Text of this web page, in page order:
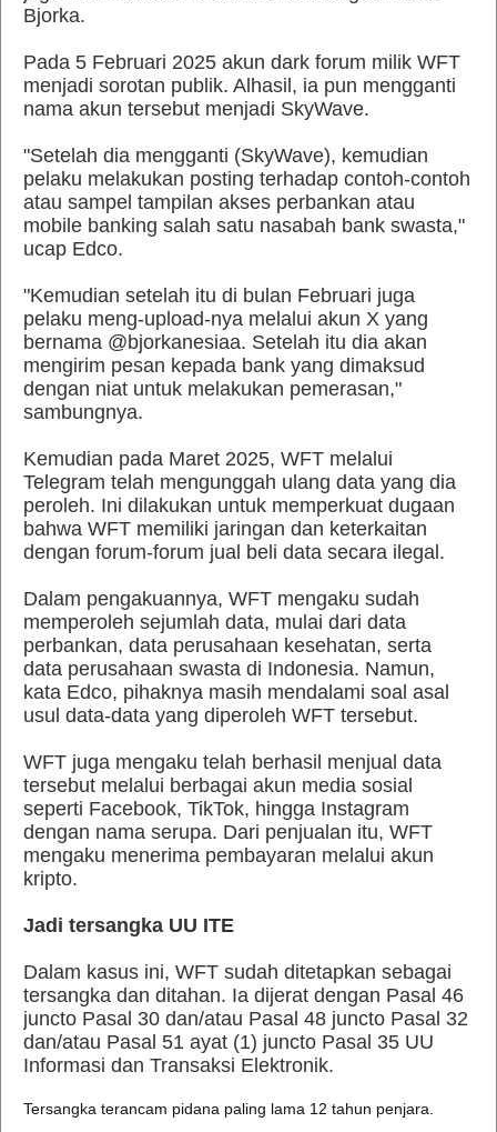
Bjorka.
Pada 5 Februari 2025 akun dark forum milik WFT
menjadi sorotan publik. Alhasil, ia pun mengganti
nama akun tersebut menjadi SkyWave.
"Setelah dia mengganti (SkyWave), kemudian
pelaku melakukan posting terhadap contoh-contoh
atau sampel tampilan akses perbankan atau
mobile banking salah satu nasabah bank swasta,"
ucap Edco.
"Kemudian setelah itu di bulan Februari juga
pelaku meng-upload-nya melalui akun X yang
bernama @bjorkanesiaa. Setelah itu dia akan
mengirim pesan kepada bank yang dimaksud
dengan niat untuk melakukan pemerasan,"
sambungnya.
Kemudian pada Maret 2025, WFT melalui
Telegram telah mengunggah ulang data yang dia
peroleh. Ini dilakukan untuk memperkuat dugaan
bahwa WFT memiliki jaringan dan keterkaitan
dengan forum-forum jual beli data secara ilegal.
Dalam pengakuannya, WFT mengaku sudah
memperoleh sejumlah data, mulai dari data
perbankan, data perusahaan kesehatan, serta
data perusahaan swasta di Indonesia. Namun,
kata Edco, pihaknya masih mendalami soal asal
usul data-data yang diperoleh WFT tersebut.
WFT juga mengaku telah berhasil menjual data
tersebut melalui berbagai akun media sosial
seperti Facebook, TikTok, hingga Instagram
dengan nama serupa. Dari penjualan itu, WFT
mengaku menerima pembayaran melalui akun
kripto.
Jadi tersangka UU ITE
Dalam kasus ini, WFT sudah ditetapkan sebagai
tersangka dan ditahan. Ia dijerat dengan Pasal 46
juncto Pasal 30 dan/atau Pasal 48 juncto Pasal 32
dan/atau Pasal 51 ayat (1) juncto Pasal 35 UU
Informasi dan Transaksi Elektronik.
Tersangka terancam pidana paling lama 12 tahun penjara.